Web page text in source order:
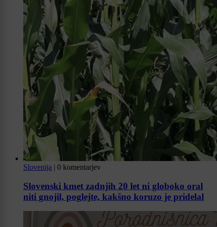
Slovenija | 0 komentarjev
Slovenski kmet zadnjih 20 let ni globoko oral
niti gnojil, poglejte, kakšno koruzo je pridelal